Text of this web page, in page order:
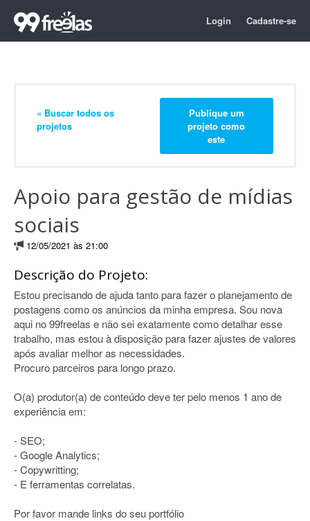
Login Cadastre-se
« Buscar todos os
projetos
Publique um
projeto como
este
Apoio para gestão de mídias
sociais
12/05/2021 às 21:00
Descrição do Projeto:
Estou precisando de ajuda tanto para fazer o planejamento de
postagens como os anúncios da minha empresa. Sou nova
aqui no 99freelas e não sei exatamente como detalhar esse
trabalho, mas estou à disposição para fazer ajustes de valores
após avaliar melhor as necessidades.
Procuro parceiros para longo prazo.
O(a) produtor(a) de conteúdo deve ter pelo menos 1 ano de
experiência em:
- SEO;
- Google Analytics;
- Copywritting;
- E ferramentas correlatas.
Por favor mande links do seu portfólio